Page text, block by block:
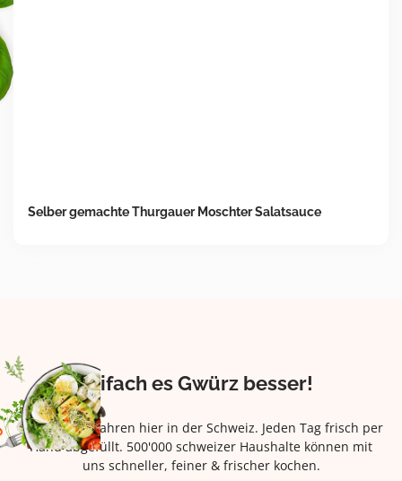
Selber gemachte Thurgauer Moschter Salatsauce
Eifach es Gwürz besser!
Seit über 42 Jahren hier in der Schweiz. Jeden Tag frisch per
Hand abgefüllt. 500'000 schweizer Haushalte können mit
uns schneller, feiner & frischer kochen.